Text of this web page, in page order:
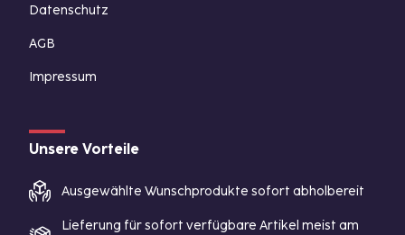
Datenschutz
AGB
Impressum
Unsere Vorteile
Ausgewählte Wunschprodukte sofort abholbereit
Lieferung für sofort verfügbare Artikel meist am